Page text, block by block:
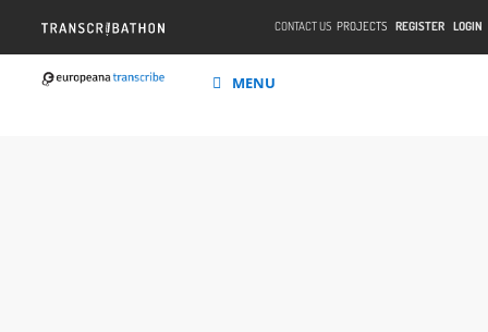
CONTACT US PROJECTS REGISTER LOGIN
MENU